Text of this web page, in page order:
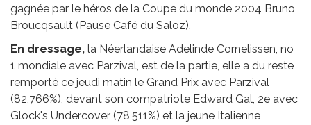
gagnée par le héros de la Coupe du monde 2004 Bruno
Broucqsault (Pause Café du Saloz).
En dressage, la Néerlandaise Adelinde Cornelissen, no
1 mondiale avec Parzival, est de la partie, elle a du reste
remporté ce jeudi matin le Grand Prix avec Parzival
(82,766%), devant son compatriote Edward Gal, 2e avec
Glock's Undercover (78,511%) et la jeune Italienne